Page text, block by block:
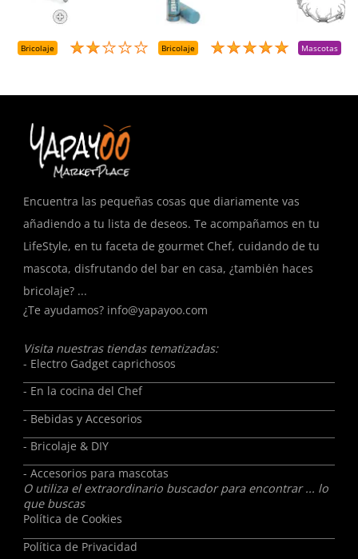
Bricolaje Bricolaje Mascotas
Encuentra las pequeñas cosas que diariamente vas
añadiendo a tu lista de deseos. Te acompañamos en tu
LifeStyle, en tu faceta de gourmet Chef, cuidando de tu
mascota, disfrutando del bar en casa, ¿también haces
bricolaje? ...
¿Te ayudamos? info@yapayoo.com
Visita nuestras tiendas tematizadas:
- Electro Gadget caprichosos
- En la cocina del Chef
- Bebidas y Accesorios
- Bricolaje & DIY
- Accesorios para mascotas
O utiliza el extraordinario buscador para encontrar ... lo
que buscas
Política de Cookies
Política de Privacidad